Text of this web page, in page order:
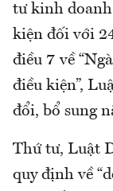
tư kinh doanh
kiện đối với
điều 7 về
điều kiện”,
đổi, bổ sung
Thứ tư, Luật
quy định về